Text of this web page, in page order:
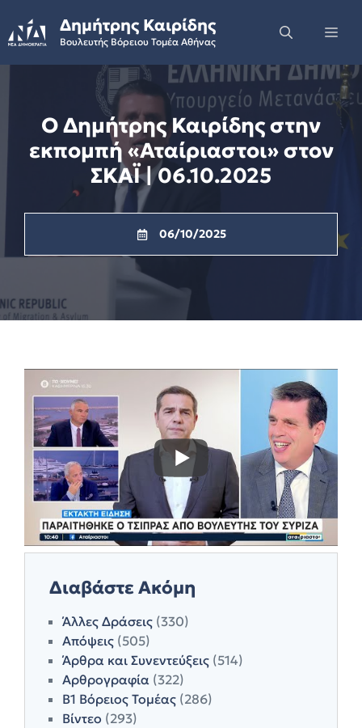
to
content
Δημήτρης Καιρίδης
Βουλευτής Βόρειου Τομέα Αθήνας
Ο Δημήτρης Καιρίδης στην
εκπομπή «Αταίριαστοι» στον
ΣΚΑΪ | 06.10.2025
06/10/2025
Διαβάστε Ακόμη
Άλλες Δράσεις (330)
Απόψεις (505)
Άρθρα και Συνεντεύξεις (514)
Αρθρογραφία (322)
Β1 Βόρειος Τομέας (286)
Βίντεο (293)